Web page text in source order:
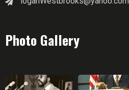
Photo Gallery